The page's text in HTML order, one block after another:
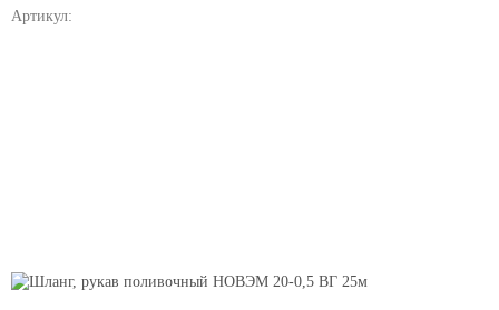
Артикул: